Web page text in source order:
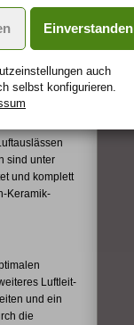
nach
– etwa um
Elemento. So
sind unter
und komplett
Keramik-
Luftleit-
und ein
die
Einverstanden
auch
selbst konfigurieren.